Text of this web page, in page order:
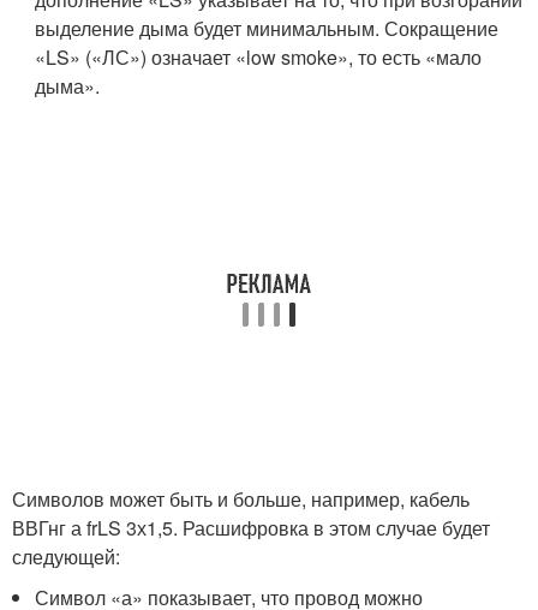
выделение дыма будет минимальным. Сокращение
«LS» («ЛС») означает «low smoke», то есть «мало
дыма».
Символов может быть и больше, например, кабель
ВВГнг а frLS 3х1,5. Расшифровка в этом случае будет
следующей:
Символ «а» показывает, что провод можно